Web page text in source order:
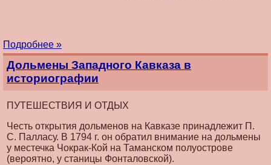
Подробнее »
Дольмены Западного Кавказа в
историографии
ПУТЕШЕСТВИЯ И ОТДЫХ
Честь открытия дольменов на Кавказе принадлежит П.
С. Палласу. В 1794 г. он обратил внимание на дольмены
у местечка Чокрак-Кой на Таманском полуострове
(вероятно, у станицы Фонталовской).